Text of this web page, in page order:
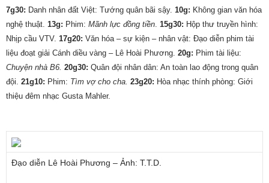
7g30: Danh nhân đất Việt: Tướng quân bãi sậy. 10g: Không gian văn hóa
nghệ thuật. 13g: Phim: Mãnh lực đồng tiền. 15g30: Hộp thư truyền hình:
Nhịp cầu VTV. 17g20: Văn hóa – sự kiện – nhân vật: Ðạo diễn phim tài
liệu đoạt giải Cánh diều vàng – Lê Hoài Phương. 20g: Phim tài liệu:
Chuyện nhà B6. 20g30: Quân đội nhân dân: An toàn lao động trong quân
đội. 21g10: Phim: Tìm vợ cho cha. 23g20: Hòa nhạc thính phòng: Giới
thiệu đêm nhạc Gusta Mahler.
Đạo diễn Lê Hoài Phương – Ảnh: T.T.D.